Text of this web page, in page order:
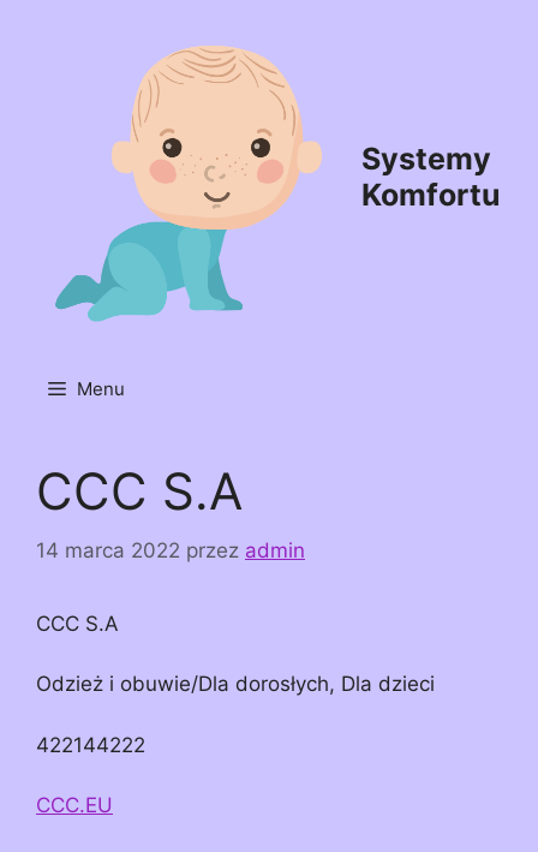
Systemy
Komfortu
Menu
CCC S.A
14 marca 2022 przez admin
CCC S.A
Odzież i obuwie/Dla dorosłych, Dla dzieci
422144222
CCC.EU